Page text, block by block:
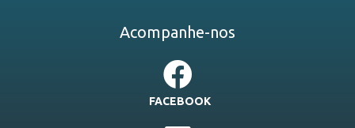
Acompanhe-nos
FACEBOOK